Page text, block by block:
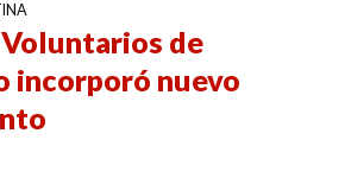
de
incorporó nuevo